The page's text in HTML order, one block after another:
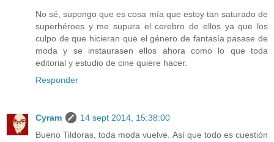
No sé, supongo que es cosa mía que estoy tan saturado de
superhéroes y me supura el cerebro de ellos ya que los
culpo de que hicieran que el género de fantasía pasase de
moda y se instaurasen ellos ahora como lo que toda
editorial y estudio de cine quiere hacer.
Responder
Cyram
14 sept 2014, 15:38:00
Bueno Tildoras, toda moda vuelve. Así que todo es cuestión